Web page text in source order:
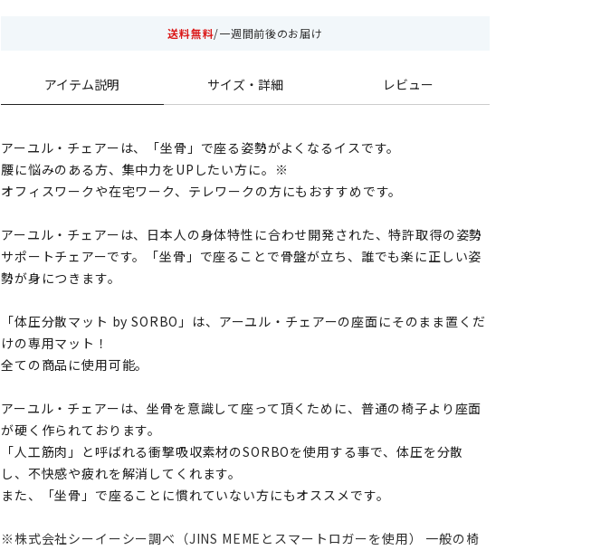
送料無料/一週間前後のお届け
アイテム説明 サイズ・詳細 レビュー
アーユル・チェアーは、「坐骨」で座る姿勢がよくなるイスです。
腰に悩みのある方、集中力をUPしたい方に。※
オフィスワークや在宅ワーク、テレワークの方にもおすすめです。
アーユル・チェアーは、日本人の身体特性に合わせ開発された、特許取得の姿勢
サポートチェアーです。「坐骨」で座ることで骨盤が立ち、誰でも楽に正しい姿
勢が身につきます。
「体圧分散マット by SORBO」は、アーユル・チェアーの座面にそのまま置くだ
けの専用マット！
全ての商品に使用可能。
アーユル・チェアーは、坐骨を意識して座って頂くために、普通の椅子より座面
が硬く作られております。
「人工筋肉」と呼ばれる衝撃吸収素材のSORBOを使用する事で、体圧を分散
し、不快感や疲れを解消してくれます。
また、「坐骨」で座ることに慣れていない方にもオススメです。
※株式会社シーイーシー調べ（JINS MEMEとスマートロガーを使用）
一般の椅